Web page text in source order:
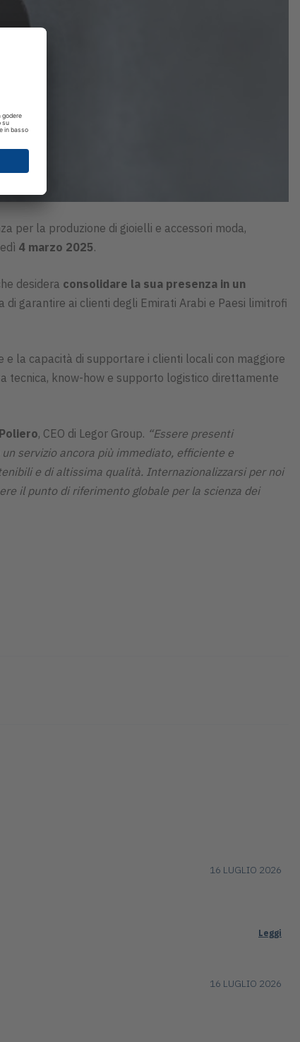
per la produzione di gioielli e accessori moda,
4 marzo 2025.
desidera consolidare la sua presenza in un
di garantire ai clienti degli Emirati Arabi e Paesi limitrofi
la capacità di supportare i clienti locali con maggiore
tecnica, know-how e supporto logistico direttamente
, CEO di Legor Group. “Essere presenti
servizio ancora più immediato, efficiente e
e di altissima qualità. Internazionalizzarsi per noi
il punto di riferimento globale per la scienza dei
16 LUGLIO 2026
Leggi
16 LUGLIO 2026